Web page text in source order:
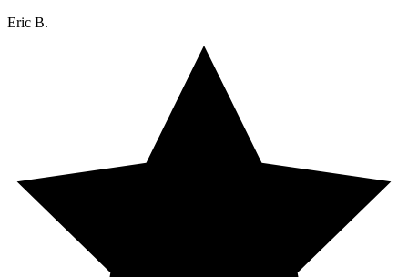
Eric B.